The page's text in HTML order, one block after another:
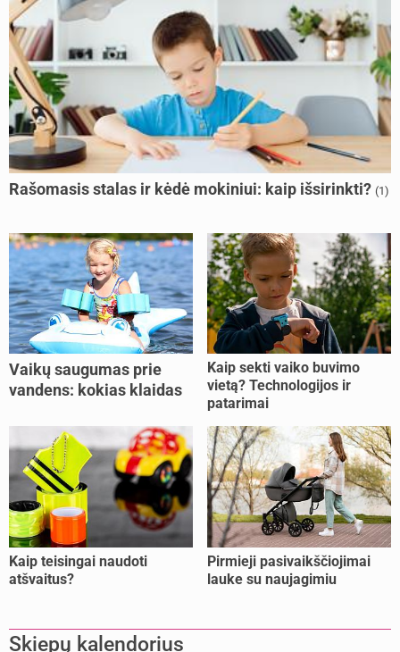
Rašomasis stalas ir kėdė mokiniui: kaip išsirinkti? (1)
Vaikų saugumas prie
vandens: kokias klaidas
Kaip sekti vaiko buvimo
vietą? Technologijos ir
patarimai
Kaip teisingai naudoti
atšvaitus?
Pirmieji pasivaikščiojimai
lauke su naujagimiu
Skiepų kalendorius